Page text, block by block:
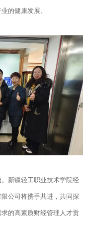
的健康发展。
新疆轻工职业技术学院经
公司将携手共进，共同探
的高素质财经管理人才贡